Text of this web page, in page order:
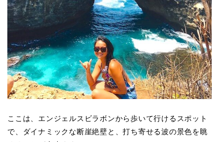
ここは、エンジェルスビラボンから歩いて行けるスポット
で、ダイナミックな断崖絶壁と、打ち寄せる波の景色を眺